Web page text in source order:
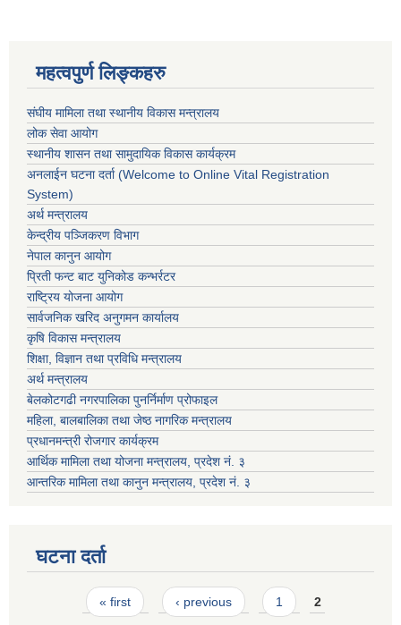
महत्वपुर्ण लिङ्कहरु
संघीय मामिला तथा स्थानीय विकास मन्त्रालय
लोक सेवा आयोग
स्थानीय शासन तथा सामुदायिक विकास कार्यक्रम
अनलाईन घटना दर्ता (Welcome to Online Vital Registration
System)
अर्थ मन्त्रालय
केन्द्रीय पञ्जिकरण विभाग
नेपाल कानुन आयोग
प्रिती फन्ट बाट युनिकोड कन्भर्रटर
राष्ट्रिय योजना आयोग
सार्वजनिक खरिद अनुगमन कार्यालय
कृषि विकास मन्त्रालय
शिक्षा, विज्ञान तथा प्रविधि मन्त्रालय
अर्थ मन्त्रालय
बेलकोटगढी नगरपालिका पुनर्निर्माण प्रोफाइल
महिला, बालबालिका तथा जेष्ठ नागरिक मन्त्रालय
प्रधानमन्त्री रोजगार कार्यक्रम
आर्थिक मामिला तथा योजना मन्त्रालय, प्रदेश नं. ३
आन्तरिक मामिला तथा कानुन मन्त्रालय, प्रदेश नं. ३
घटना दर्ता
Pages« first ‹ previous 1 2